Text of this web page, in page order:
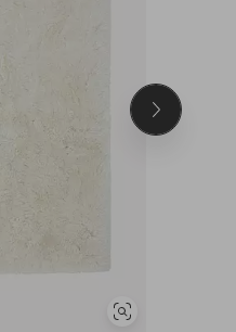
Näytä
Seuraava